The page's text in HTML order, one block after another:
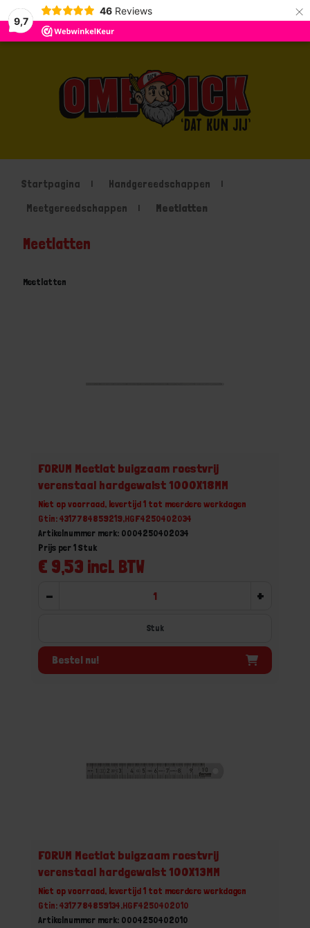
9,7
46 Reviews ×
Startpagina
Handgereedschappen
Meetgereedschappen
Meetlatten
Meetlatten
Meetlatten
FORUM Meetlat buigzaam roestvrij
verenstaal hardgewalst 1000X18MM
Niet op voorraad, levertijd 1 tot meerdere werkdagen
Gtin: 4317784859219,HGF4250402034
Artikelnummer merk: 0004250402034
€ 9,53 incl. BTW
Prijs per 1 Stuk
- +
Stuk
Bestel nu!
FORUM Meetlat buigzaam roestvrij
verenstaal hardgewalst 100X13MM
Niet op voorraad, levertijd 1 tot meerdere werkdagen
Gtin: 4317784859134,HGF4250402010
Artikelnummer merk: 0004250402010